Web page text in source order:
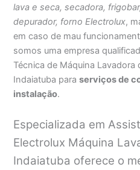
lava e seca, secadora,
depurador, forno Electrolux,
em caso de mau
somos uma empresa
Técnica de Máquina Lavadora
Indaiatuba paraserviços de
instalação.
Especializada em
Electrolux Máquina
Indaiatuba oferece o